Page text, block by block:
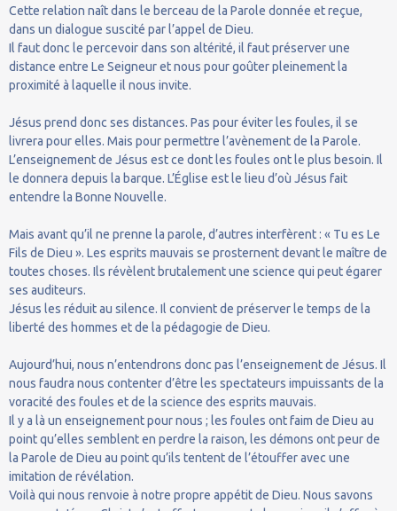
Cette relation naît dans le berceau de la Parole donnée et reçue,
dans un dialogue suscité par l’appel de Dieu.
Il faut donc le percevoir dans son altérité, il faut préserver une
distance entre Le Seigneur et nous pour goûter pleinement la
proximité à laquelle il nous invite.
Jésus prend donc ses distances. Pas pour éviter les foules, il se
livrera pour elles. Mais pour permettre l’avènement de la Parole.
L’enseignement de Jésus est ce dont les foules ont le plus besoin. Il
le donnera depuis la barque. L’Église est le lieu d’où Jésus fait
entendre la Bonne Nouvelle.
Mais avant qu’il ne prenne la parole, d’autres interfèrent : « Tu es Le
Fils de Dieu ». Les esprits mauvais se prosternent devant le maître de
toutes choses. Ils révèlent brutalement une science qui peut égarer
ses auditeurs.
Jésus les réduit au silence. Il convient de préserver le temps de la
liberté des hommes et de la pédagogie de Dieu.
Aujourd’hui, nous n’entendrons donc pas l’enseignement de Jésus. Il
nous faudra nous contenter d’être les spectateurs impuissants de la
voracité des foules et de la science des esprits mauvais.
Il y a là un enseignement pour nous ; les foules ont faim de Dieu au
point qu’elles semblent en perdre la raison, les démons ont peur de
la Parole de Dieu au point qu’ils tentent de l’étouffer avec une
imitation de révélation.
Voilà qui nous renvoie à notre propre appétit de Dieu. Nous savons